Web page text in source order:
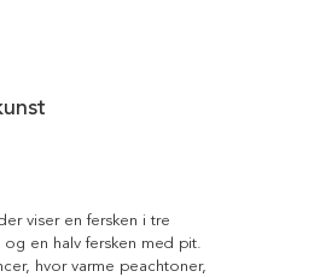
viser en fersken i tre
en halv fersken med pit.
hvor varme peachtoner,